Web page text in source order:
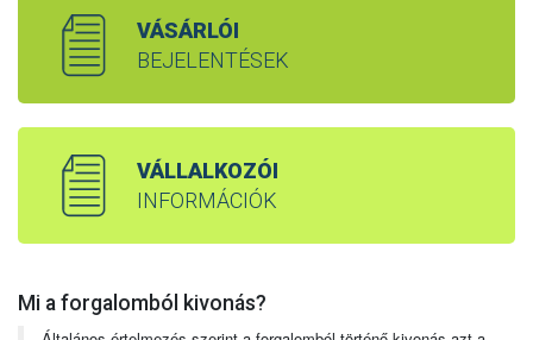
VÁSÁRLÓI
BEJELENTÉSEK
VÁLLALKOZÓI
INFORMÁCIÓK
Mi a forgalomból kivonás?